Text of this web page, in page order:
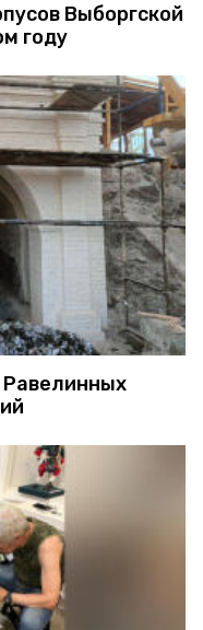
Выборгской
году
Равелинных